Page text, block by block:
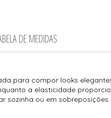
DE MEDIDAS
para compor looks
a elasticidade
sozinha ou em sobreposições.